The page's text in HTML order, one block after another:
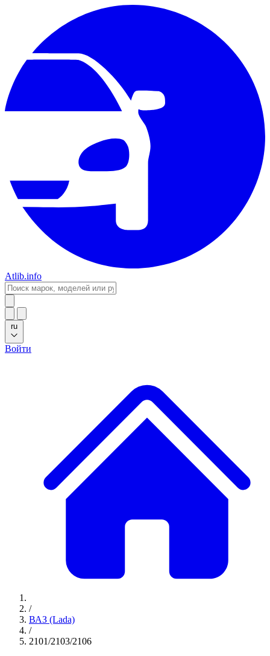
Atlib.info
ru
Войти
/
ВАЗ (Lada)
/
2101/2103/2106